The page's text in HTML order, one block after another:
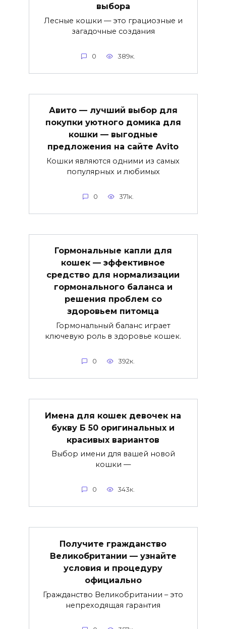
выбора
Лесные кошки — это грациозные и
загадочные создания
0 389к.
Авито — лучший выбор для
покупки уютного домика для
кошки — выгодные
предложения на сайте Avito
Кошки являются одними из самых
популярных и любимых
0 371к.
Гормональные капли для
кошек — эффективное
средство для нормализации
гормонального баланса и
решения проблем со
здоровьем питомца
Гормональный баланс играет
ключевую роль в здоровье кошек.
0 392к.
Имена для кошек девочек на
букву Б 50 оригинальных и
красивых вариантов
Выбор имени для вашей новой
кошки —
0 343к.
Получите гражданство
Великобритании — узнайте
условия и процедуру
официально
Гражданство Великобритании – это
непреходящая гарантия